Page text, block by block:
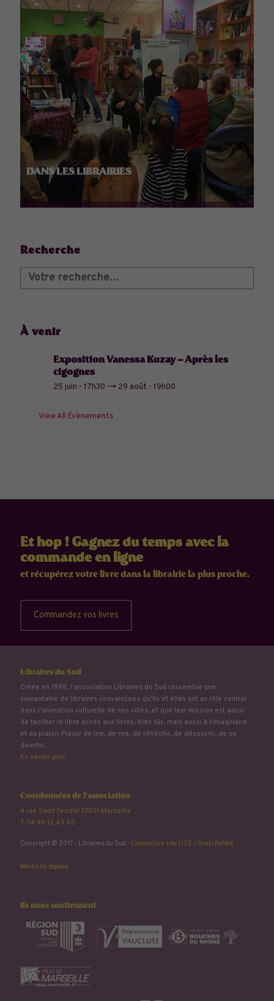
DANS LES LIBRAIRIES
Recherche
À venir
Exposition Vanessa Kuzay – Après les
cigognes
25 juin - 17h30 --> 29 août - 19h00
View All Évènements
Et hop ! Gagnez du temps avec la
commande en ligne
et récupérez votre livre dans la librairie la plus proche.
Commandez vos livres
Libraires du Sud
Créée en 1998, l'association Libraires du Sud rassemble une
soixantaine de libraires convaincu.e.s qu’ils et elles ont un rôle central
dans l'animation culturelle de nos villes, et que leur mission est aussi
de faciliter le libre accès aux livres, bien sûr, mais aussi à l'imaginaire
et au plaisir. Plaisir de lire, de rire, de réfléchir, de découvrir, de se
divertir...
En savoir plus
Coordonnées de l'association
4 rue Saint Ferréol 13001 Marseille
T. 04 96 12 43 42
Copyright © 2017 - Libraires du Sud - Conception site LIGE/ Fewzi Raffed
Mentions légales
Ils nous soutiennent